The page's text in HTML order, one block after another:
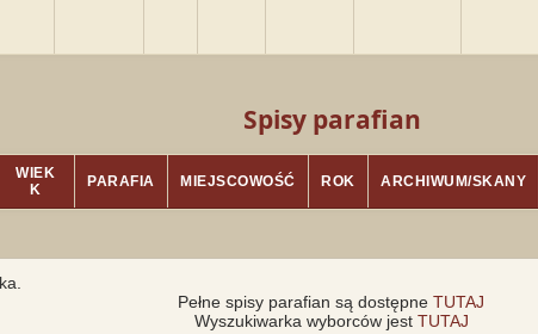
Spisy parafian
WIEK
K
PARAFIA MIEJSCOWOŚĆ ROK ARCHIWUM/SKANY
Pełne spisy parafian są dostępneTUTAJ
Wyszukiwarka wyborców jest TUTAJ